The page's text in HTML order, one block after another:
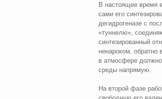
В настоящее время
сами его
дегидрогеназе с
«туннелю»,
синтезированный
ненароком, обратно
в атмосфере
среды напрямую.
На второй фазе